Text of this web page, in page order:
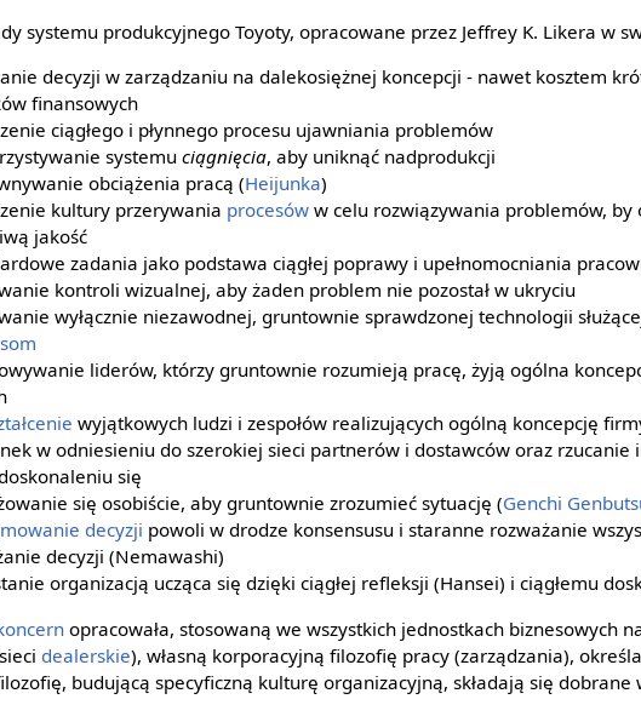
systemu produkcyjnego Toyoty, opracowane przez Jeffrey K. Likera w
decyzji w zarządzaniu na dalekosiężnej koncepcji - nawet kosztem
finansowych
ciągłego i płynnego procesu ujawniania problemów
systemu ciągnięcia, aby uniknąć nadprodukcji
obciążenia pracą (Heijunka)
kultury przerywania procesów w celu rozwiązywania problemów, by
jakość
zadania jako podstawa ciągłej poprawy i upełnomocniania
kontroli wizualnej, aby żaden problem nie pozostał w ukryciu
wyłącznie niezawodnej, gruntownie sprawdzonej technologii
liderów, którzy gruntownie rozumieją pracę, żyją ogólna
wyjątkowych ludzi i zespołów realizujących ogólną koncepcję
w odniesieniu do szerokiej sieci partnerów i dostawców oraz
się
się osobiście, aby gruntownie zrozumieć sytuację (Genchi
decyzji powoli w drodze konsensusu i staranne rozważanie
decyzji (Nemawashi)
organizacją ucząca się dzięki ciągłej refleksji (Hansei) i ciągłemu
opracowała, stosowaną we wszystkich jednostkach biznesowych
dealerskie), własną korporacyjną filozofię pracy (zarządzania),
budującą specyficzną kulturę organizacyjną, składają się dobrane